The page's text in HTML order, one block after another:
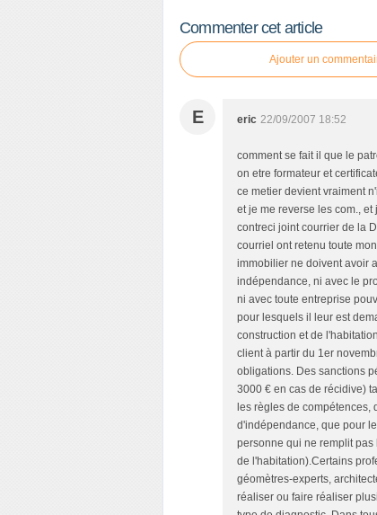
Commenter cet article
Ajouter un
E eric 22/09/2007 18:52
comment se fait il que le
on etre formateur et
ce metier devient vraiment
et je me reverse les com.,
contreci joint courrier de la
courriel ont retenu toute
immobilier ne doivent avoir
indépendance, ni avec le
ni avec toute entreprise
pour lesquels il leur est
construction et de
client à partir du 1er
obligations. Des sanctions
3000 € en cas de récidive)
les règles de
d'indépendance, que pour
personne qui ne remplit
de l'habitation).Certains
géomètres-experts,
réaliser ou faire réaliser